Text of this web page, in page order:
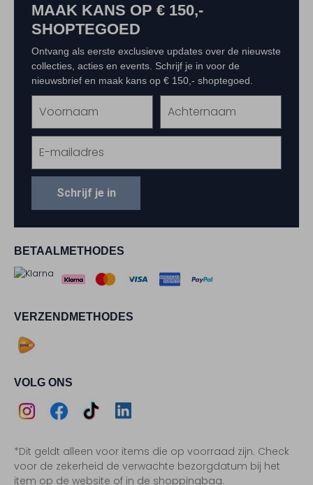
BETAALMETHODES
VERZENDMETHODES
VOLG ONS
Instagram
Facebook
TikTokLinkedIn
*Dit geldt alleen voor items die op voorraad zijn. Check
voor de zekerheid de verwachte bezorgdatum bij het
item op de website of in de shoppingbag.
MAAK KANS OP € 150,-
SHOPTEGOED
Ontvang als eerste exclusieve updates over de nieuwste
collecties, acties en events. Schrijf je in voor de
nieuwsbrief en maak kans op € 150,- shoptegoed.
Schrijf je in